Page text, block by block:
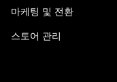
마케팅 및 전환
스토어 관리